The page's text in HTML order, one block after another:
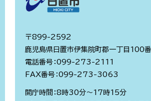
〒899-2592
鹿児島県日置市伊集院町郡一丁目100
電話番号：099-273-2111
FAX番号：099-273-3063
開庁時間：8時30分～17時15分